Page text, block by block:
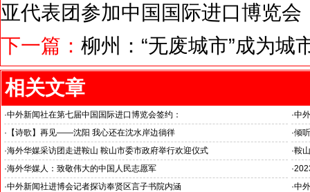
亚代表团参加中国国际进口博览会
下一篇： 柳州：“无废城市”成为城
相关文章
·中外新闻社在第七届中国国际进口博览会签约：
携手全球商会联合会融通中外，共创美好前景
·中
· 【诗歌】再见——沈阳 我心还在沈水岸边徜徉 ·倾
·海外华媒采访团走进鞍山 鞍山市委市政府举行欢迎仪式 ·鞍
·海外华媒人：致敬伟大的中国人民志愿军 ·
·中外新闻社进博会记者探访奉贤区言子书院内涵 ·中